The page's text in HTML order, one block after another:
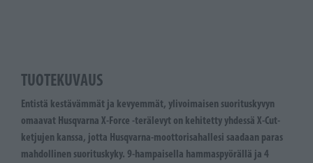
TUOTEKUVAUS
Entistä kestävämmät ja kevyemmät, ylivoimaisen suorituskyvyn
omaavat Husqvarna X-Force -terälevyt on kehitetty yhdessä X-Cut-
ketjujen kanssa, jotta Husqvarna-moottorisahallesi saadaan paras
mahdollinen suorituskyky. 9-hampaisella hammaspyörällä ja 4